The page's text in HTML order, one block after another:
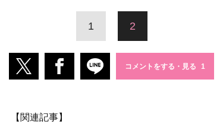
1 2
コメントをする・見る
【関連記事】